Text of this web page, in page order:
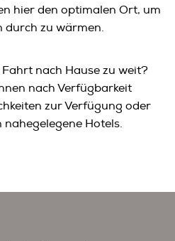
hier den optimalen Ort, um
durch zu wärmen.
nach Hause zu weit?
nach Verfügbarkeit
zur Verfügung oder
Hotels.